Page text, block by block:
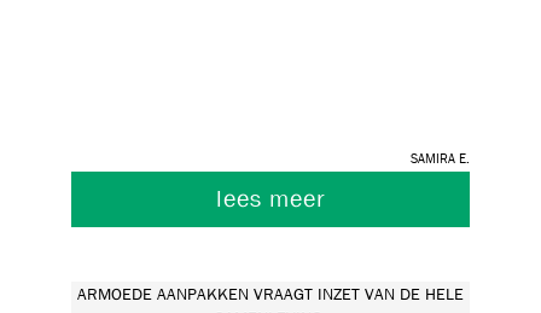
Samira E.
lees meer
ARMOEDE AANPAKKEN VRAAGT INZET VAN DE HELE